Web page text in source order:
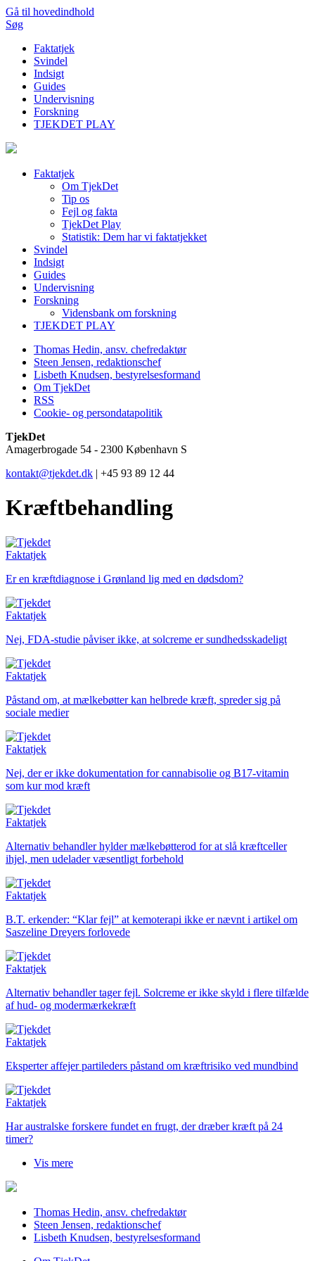
Gå til hovedindhold
Søg
Faktatjek
Svindel
Indsigt
Guides
Undervisning
Forskning
TJEKDET PLAY
Faktatjek
Om TjekDet
Tip os
Fejl og fakta
TjekDet Play
Statistik: Dem har vi faktatjekket
Svindel
Indsigt
Guides
Undervisning
Forskning
Vidensbank om forskning
TJEKDET PLAY
Thomas Hedin, ansv. chefredaktør
Steen Jensen, redaktionschef
Lisbeth Knudsen, bestyrelsesformand
Om TjekDet
RSS
Cookie- og persondatapolitik
TjekDet
Amagerbrogade 54 - 2300 København S
kontakt@tjekdet.dk | +45 93 89 12 44
Kræftbehandling
Faktatjek
Er en kræftdiagnose i Grønland lig med en dødsdom?
Faktatjek
Nej, FDA-studie påviser ikke, at solcreme er sundhedsskadeligt
Faktatjek
Påstand om, at mælkebøtter kan helbrede kræft, spreder sig på
sociale medier
Faktatjek
Nej, der er ikke dokumentation for cannabisolie og B17-vitamin
som kur mod kræft
Faktatjek
Alternativ behandler hylder mælkebøtterod for at slå kræftceller
ihjel, men udelader væsentligt forbehold
Faktatjek
B.T. erkender: “Klar fejl” at kemoterapi ikke er nævnt i artikel om
Saszeline Dreyers forlovede
Faktatjek
Alternativ behandler tager fejl. Solcreme er ikke skyld i flere tilfælde
af hud- og modermærkekræft
Faktatjek
Eksperter affejer partileders påstand om kræftrisiko ved mundbind
Faktatjek
Har australske forskere fundet en frugt, der dræber kræft på 24
timer?
Vis mere
Thomas Hedin, ansv. chefredaktør
Steen Jensen, redaktionschef
Lisbeth Knudsen, bestyrelsesformand